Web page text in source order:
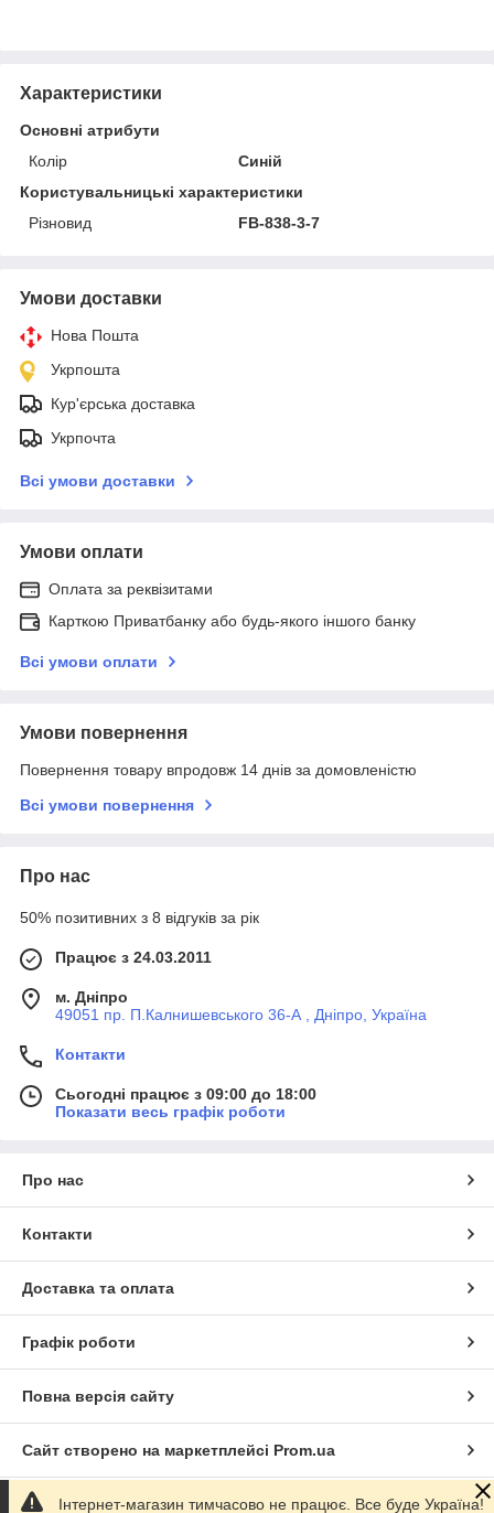
Характеристики
Основні атрибути
Колір
Синій
Користувальницькі характеристики
Різновид
FB-838-3-7
Умови доставки
Нова Пошта
Укрпошта
Кур'єрська доставка
Укрпочта
Всі умови доставки
Умови оплати
Оплата за реквізитами
Карткою Приватбанку або будь-якого іншого банку
Всі умови оплати
Умови повернення
Повернення товару впродовж 14 днів за домовленістю
Всі умови повернення
Про нас
50% позитивних з 8 відгуків за рік
Працює з 24.03.2011
м. Дніпро
49051 пр. П.Калнишевського 36-А , Дніпро, Україна
Контакти
Сьогодні працює з 09:00 до 18:00
Показати весь графік роботи
Про нас
Контакти
Доставка та оплата
Графік роботи
Повна версія сайту
Сайт створено на маркетплейсі Prom.ua
Політика конфіденційності
Інтернет-магазин тимчасово не працює. Все буде Україна!